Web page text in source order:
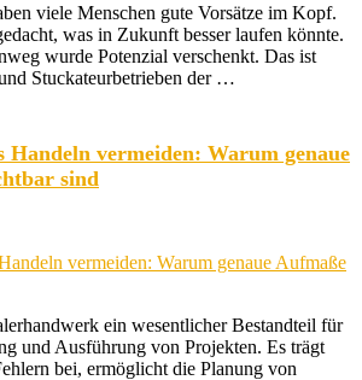
viele Menschen gute Vorsätze im Kopf.
was in Zukunft besser laufen könnte.
wurde Potenzial verschenkt. Das ist
Stuckateurbetrieben der …
Handeln vermeiden: Warum genaue
sind
ein wesentlicher Bestandteil für
und Ausführung von Projekten. Es trägt
bei, ermöglicht die Planung von